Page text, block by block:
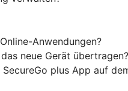
Anwendungen?
neue Gerät übertragen?
plus App auf